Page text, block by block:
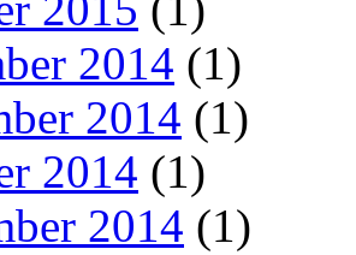
2014 (1)
2014 (1)
2014 (1)
2014 (1)